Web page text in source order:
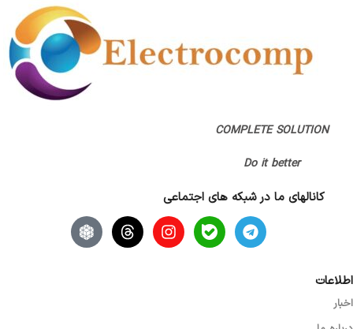
COMPLETE SOLUTION
Do it better
کانالهای ما در شبکه های اجتماعی
اطلاعات
اخبار